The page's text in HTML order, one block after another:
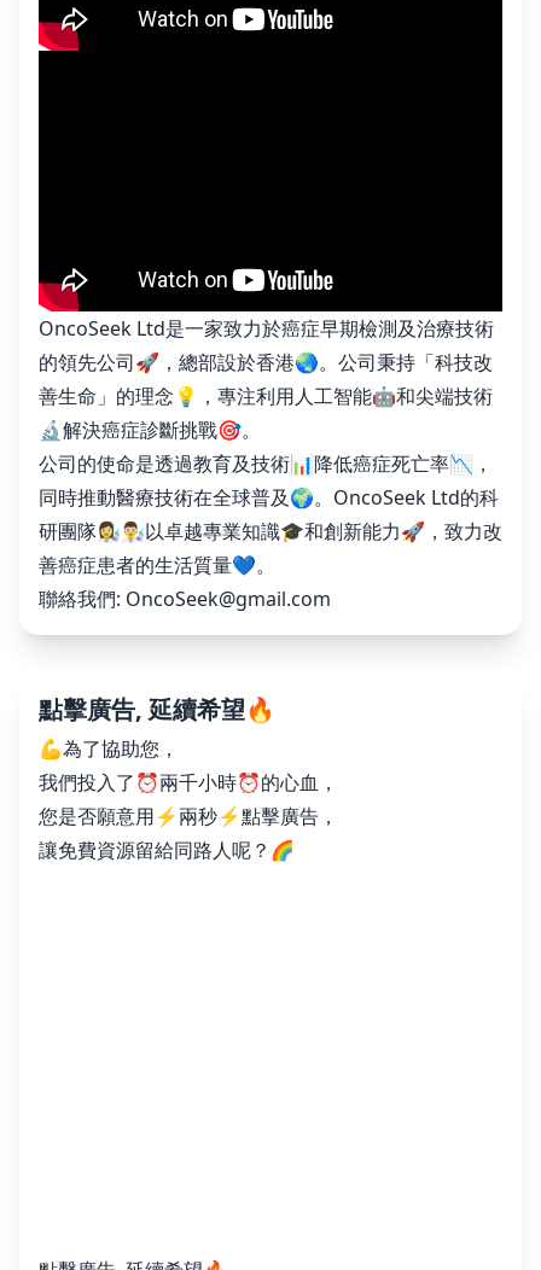
OncoSeek Ltd是一家致力於癌症早期檢測及治療技術
的領先公司🚀，總部設於香港🌏。公司秉持「科技改
善生命」的理念💡，專注利用人工智能🤖和尖端技術
🔬解決癌症診斷挑戰🎯。
公司的使命是透過教育及技術📊降低癌症死亡率📉，
同時推動醫療技術在全球普及🌍。OncoSeek Ltd的科
研團隊👩‍🔬👨‍🔬以卓越專業知識🎓和創新能力🚀，致力改
善癌症患者的生活質量💙。
聯絡我們: OncoSeek@gmail.com
點擊廣告, 延續希望🔥
💪為了協助您，
我們投入了⏰兩千小時⏰的心血，
您是否願意用⚡️兩秒⚡️點擊廣告，
讓免費資源留給同路人呢？🌈